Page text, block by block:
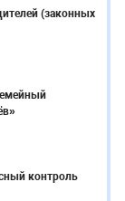
(законных
контроль